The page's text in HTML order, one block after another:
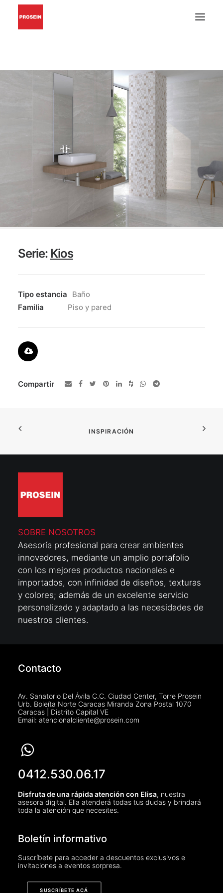
GRIFERÍAS Y ACCESORIOS
MUEBLES DE BAÑO
MATERIALES DE INSTALACIÓN
INSPIRACIÓN
PROYECTOS
ENCUÉNTRANOS
Serie: Kios
Tipo estancia
Baño
Familia
Piso y pared
Compartir
INSPIRACIÓN
SOBRE NOSOTROS
Asesoría profesional para crear ambientes
innovadores, mediante un amplio portafolio
con los mejores productos nacionales e
importados, con infinidad de diseños, texturas
y colores; además de un excelente servicio
personalizado y adaptado a las necesidades de
nuestros clientes.
Contacto
Av. Sanatorio Del Ávila C.C. Ciudad Center, Torre Prosein
Urb. Boleíta Norte Caracas Miranda Zona Postal 1070
Caracas | Distrito Capital VE
Email: atencionalcliente@prosein.com
0412.530.06.17
Disfruta de una rápida atención con Elisa, nuestra
asesora digital. Ella atenderá todas tus dudas y brindará
toda la atención que necesites.
Boletín informativo
Suscríbete para acceder a descuentos exclusivos e
invitaciones a eventos sorpresa.
SUSCRÍBETE ACÁ